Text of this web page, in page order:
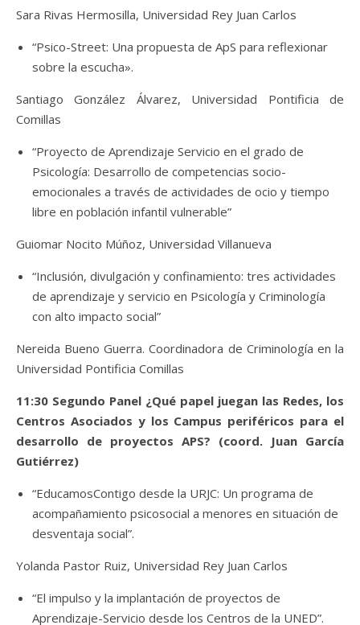
Sara Rivas Hermosilla, Universidad Rey Juan Carlos
“Psico-Street: Una propuesta de ApS para reflexionar
sobre la escucha».
Santiago González Álvarez, Universidad Pontificia de
Comillas
“Proyecto de Aprendizaje Servicio en el grado de
Psicología: Desarrollo de competencias socio-
emocionales a través de actividades de ocio y tiempo
libre en población infantil vulnerable”
Guiomar Nocito Múñoz, Universidad Villanueva
“Inclusión, divulgación y confinamiento: tres actividades
de aprendizaje y servicio en Psicología y Criminología
con alto impacto social”
Nereida Bueno Guerra. Coordinadora de Criminología en la
Universidad Pontificia Comillas
11:30 Segundo Panel ¿Qué papel juegan las Redes, los
Centros Asociados y los Campus periféricos para el
desarrollo de proyectos APS? (coord. Juan García
Gutiérrez)
“EducamosContigo desde la URJC: Un programa de
acompañamiento psicosocial a menores en situación de
desventaja social”.
Yolanda Pastor Ruiz, Universidad Rey Juan Carlos
“El impulso y la implantación de proyectos de
Aprendizaje-Servicio desde los Centros de la UNED”.